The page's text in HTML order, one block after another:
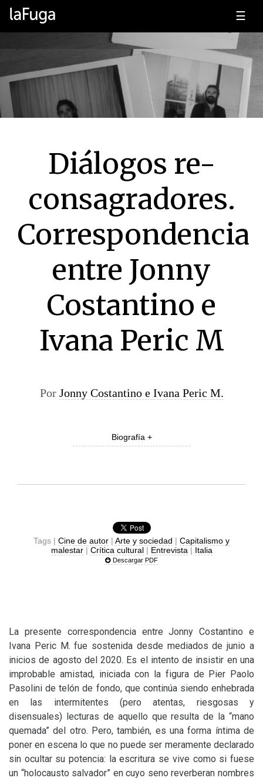
☰
Diálogos re-
consagradores.
Correspondencia
entre Jonny
Costantino e
Ivana Peric M
Por Jonny Costantino e Ivana Peric M.
Biografía +
Tags | Cine de autor | Arte y sociedad | Capitalismo y
malestar| Crítica cultural| Entrevista | Italia
Descargar PDF
La presente correspondencia entre Jonny Costantino e
Ivana Peric M. fue sostenida desde mediados de junio a
inicios de agosto del 2020. Es el intento de insistir en una
improbable amistad, iniciada con la figura de Pier Paolo
Pasolini de telón de fondo, que continúa siendo enhebrada
en las intermitentes (pero atentas, riesgosas y
disensuales) lecturas de aquello que resulta de la “mano
quemada” del otro. Pero, también, es una forma íntima de
poner en escena lo que no puede ser meramente declarado
sin ocultar su potencia: la escritura se vive como si fuese
un “holocausto salvador” en cuyo seno reverberan nombres